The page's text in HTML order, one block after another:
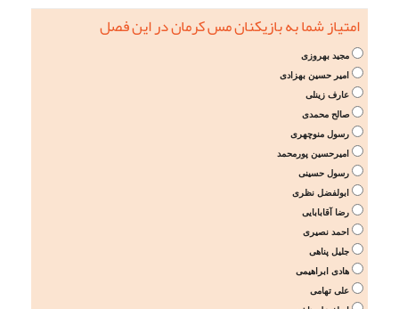
امتیاز شما به بازیکنان مس کرمان در این فصل
مجید بهروزی
امیر حسین بهزادی
عارف زینلی
صالح محمدی
رسول منوچهری
امیرحسین پورمحمد
رسول حسینی
ابولفضل نظری
رضا آقابابایی
احمد نصیری
جلیل پناهی
هادی ابراهیمی
علی تهامی